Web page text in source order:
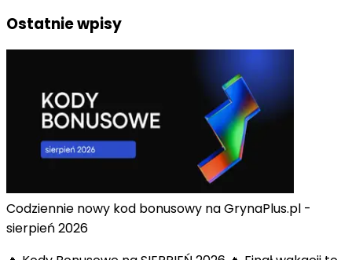
Ostatnie wpisy
Codziennie nowy kod bonusowy na GrynaPlus.pl -
sierpień 2026